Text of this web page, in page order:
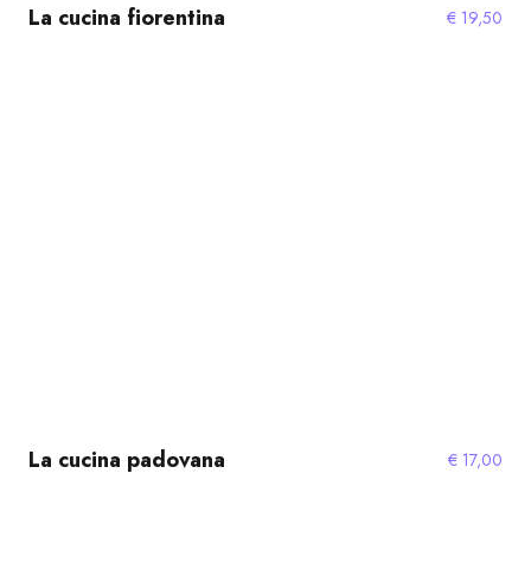
La cucina fiorentina € 19,50
La cucina padovana € 17,00